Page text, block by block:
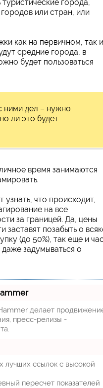
города,
или стран, или
как на первичном, так и
средние города, в
будет пользоваться
ними дел – нужно
ли это будет
время занимаются
что происходит,
на все
за границей. Да, цены
позабыть о
(до 50%), так еще и
задумываться о
делает
пресс-релизы -
лучших ссылок с высокой
пересчет показателей